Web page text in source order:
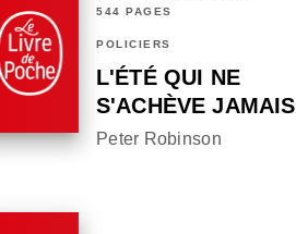
544 PAGES
POLICIERS
L'ÉTÉ QUI NE
S'ACHÈVE JAMAIS
Peter Robinson